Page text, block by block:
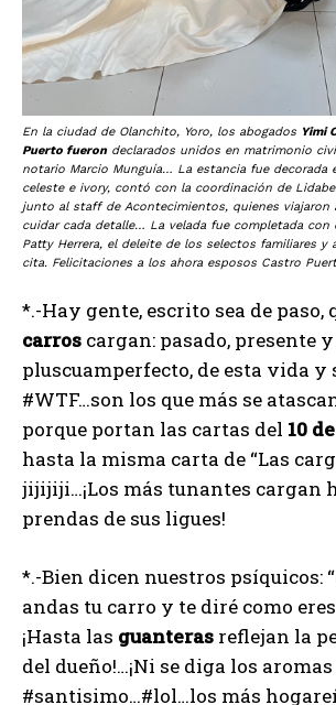
En la ciudad de Olanchito, Yoro, los abogados Yimi
Puerto fuerondeclarados unidos en matrimonio
notario Marcio Munguía… La estancia fue decorada
celeste e ivory, contó con la coordinación de
junto al staff de Acontecimientos, quienes viajaron
cuidar cada detalle… La velada fue completada con
Patty Herrera, el deleite de los selectos familiares y
cita. Felicitaciones a los ahora esposos Castro
*.-Hay gente, escrito sea de paso,
carros cargan: pasado, presente
pluscuamperfecto, de esta vida y
#WTF…son los que más se
porque portan las cartas del 10 de
hasta la misma carta de “Las
jijijiji…¡Los más tunantes cargan
prendas de sus ligues!
*.-Bien dicen nuestros psíquicos:
andas tu carro y te diré como
¡Hasta las guanteras reflejan la
del dueño!…¡Ni se diga los
#santisimo…#lol…los más